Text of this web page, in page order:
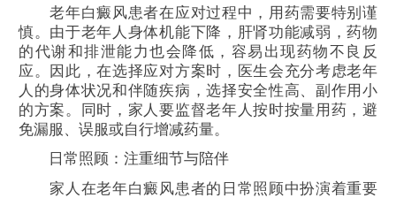
老年白癜风患者在应对过程中，用药需要特别谨
慎。由于老年人身体机能下降，肝肾功能减弱，药物
的代谢和排泄能力也会降低，容易出现药物不良反
应。因此，在选择应对方案时，医生会充分考虑老年
人的身体状况和伴随疾病，选择安全性高、副作用小
的方案。同时，家人要监督老年人按时按量用药，避
免漏服、误服或自行增减药量。
日常照顾：注重细节与陪伴
家人在老年白癜风患者的日常照顾中扮演着重要